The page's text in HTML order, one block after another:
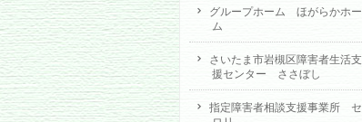
グループホーム ほがらかホー
ム
さいたま市岩槻区障害者生活支
援センター ささぼし
指定障害者相談支援事業所 セ